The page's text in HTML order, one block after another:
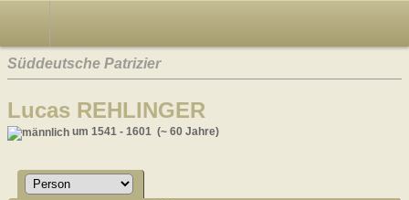
Süddeutsche Patrizier
Lucas REHLINGER
um 1541 - 1601 (~ 60 Jahre)